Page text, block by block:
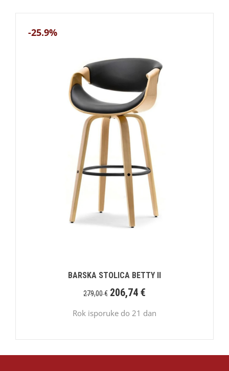
-25.9%
BARSKA STOLICA BETTY II
279,00€ 206,74 €
Rok isporuke do 21 dan